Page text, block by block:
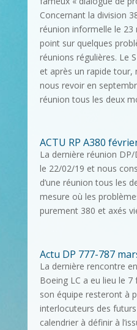
Concernant la division
réunion informelle le
point sur quelques
réunions régulières. Le
et après un rapide tour,
nous revoir en
réunion tous les deux
ACTU RP A380
La dernière réunion DP/
le 22/02/19 et nous
d’une réunion tous les
mesure où les
purement 380 et axés
Actu DP 777-787
La dernière rencontre
Boeing LC a eu lieu le
son équipe resteront à
interlocuteurs des
calendrier à définir à